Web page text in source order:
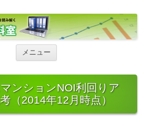
メニュー
ツ
へ
ス
キ
ンションNOI利回りア
（2014年12月時点）